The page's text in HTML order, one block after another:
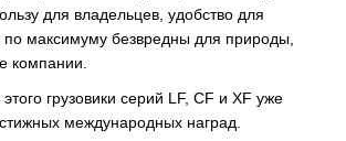
для владельцев, удобство для
максимуму безвредны для природы,
компании.
грузовики серий LF, СF и XF уже
международных наград.